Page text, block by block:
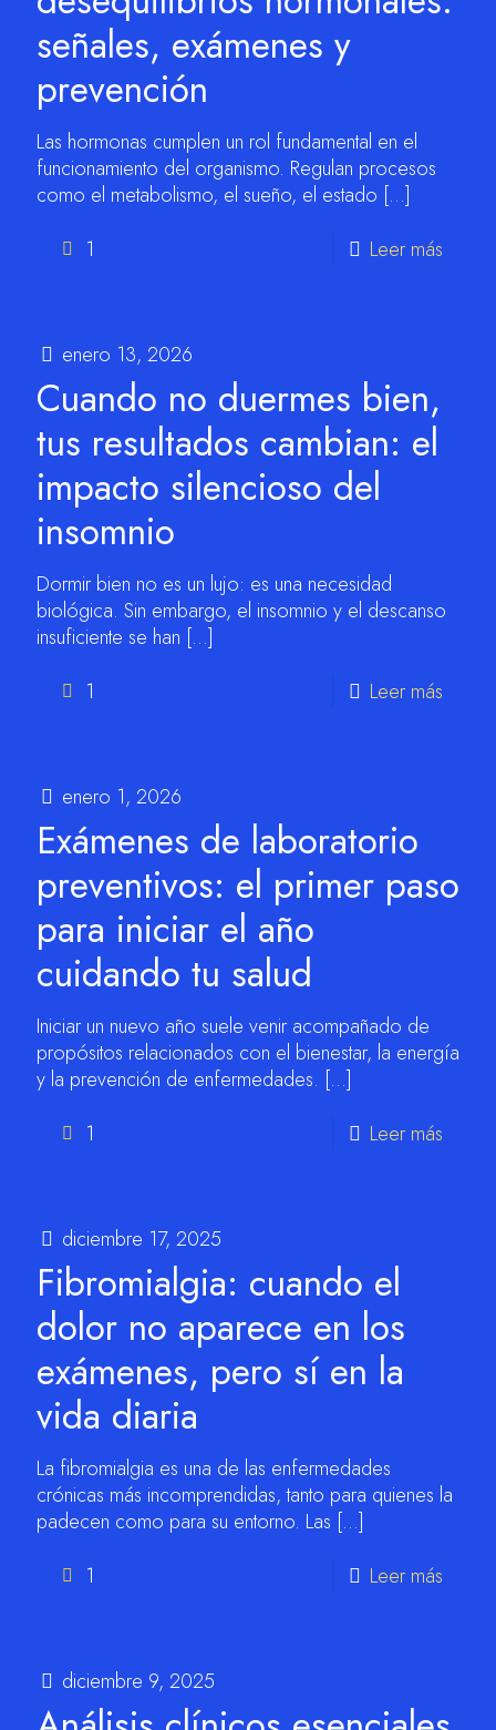
señales, exámenes y
prevención
Las hormonas cumplen un rol fundamental en el
funcionamiento del organismo. Regulan procesos
como el metabolismo, el sueño, el estado […]
1
Leer más
enero 13, 2026
Cuando no duermes bien,
tus resultados cambian: el
impacto silencioso del
insomnio
Dormir bien no es un lujo: es una necesidad
biológica. Sin embargo, el insomnio y el descanso
insuficiente se han […]
1
Leer más
enero 1, 2026
Exámenes de laboratorio
preventivos: el primer paso
para iniciar el año
cuidando tu salud
Iniciar un nuevo año suele venir acompañado de
propósitos relacionados con el bienestar, la energía
y la prevención de enfermedades. […]
1
Leer más
diciembre 17, 2025
Fibromialgia: cuando el
dolor no aparece en los
exámenes, pero sí en la
vida diaria
La fibromialgia es una de las enfermedades
crónicas más incomprendidas, tanto para quienes la
padecen como para su entorno. Las […]
1
Leer más
diciembre 9, 2025